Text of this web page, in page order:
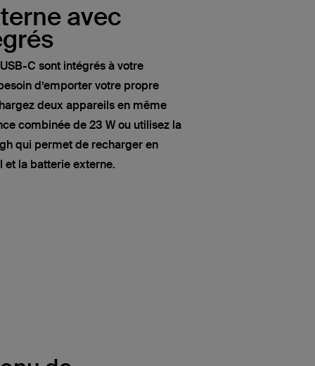
avec
C sont intégrés à votre
d’emporter votre propre
deux appareils en même
combinée de 23 W ou utilisez la
qui permet de recharger en
la batterie externe.